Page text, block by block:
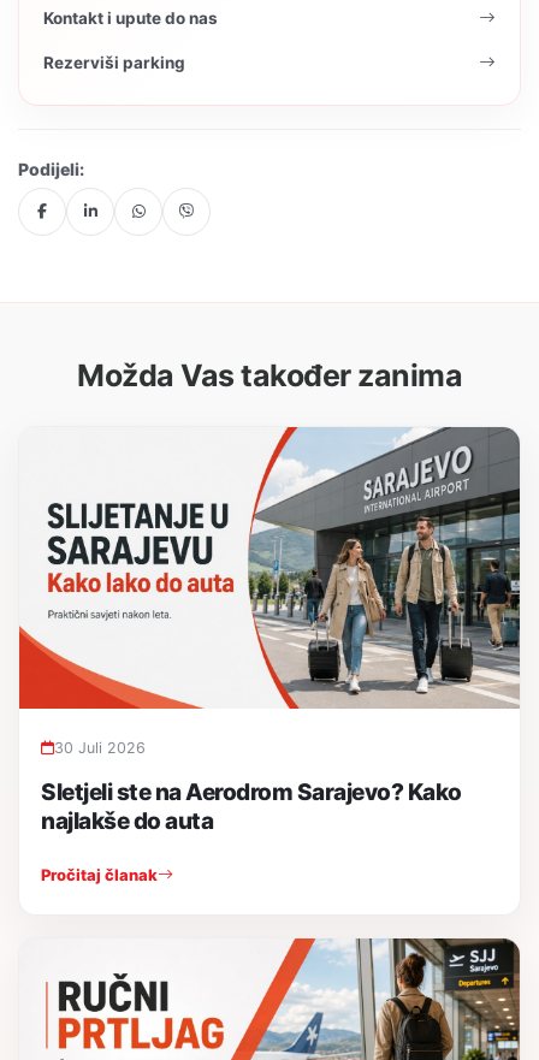
Kontakt i upute do nas
Rezerviši parking
Podijeli:
Možda Vas također zanima
30 Juli 2026
Sletjeli ste na Aerodrom Sarajevo? Kako
najlakše do auta
Pročitaj članak